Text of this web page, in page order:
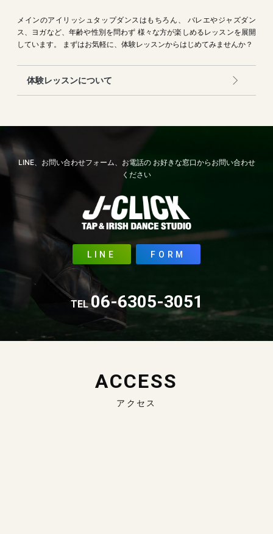
メインのアイリッシュタップダンスはもちろん、
バレエやジャズダン
ス、ヨガなど、年齢や性別を問わず 様々な方が楽しめるレッスンを展開
しています。
まずはお気軽に、体験レッスンからはじめてみませんか？
体験レッスンについて
LINE、お問い合わせフォーム、お電話のお好きな窓口からお問い合わせ
ください
LINE FORM
TEL06-6305-3051
ACCESS
アクセス